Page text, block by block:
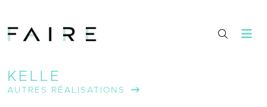
KELLE
AUTRES RÉALISATIONS